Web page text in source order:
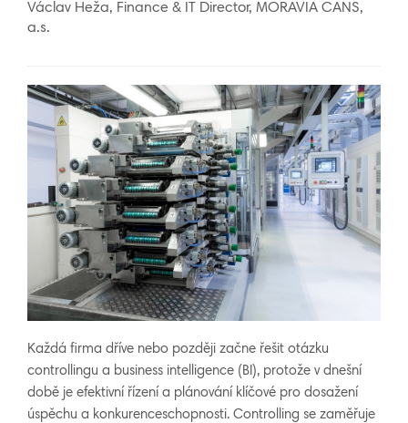
Václav Heža, Finance & IT Director, MORAVIA CANS,
a.s.
Každá firma dříve nebo později začne řešit otázku
controllingu a business intelligence (BI), protože v dnešní
době je efektivní řízení a plánování klíčové pro dosažení
úspěchu a konkurenceschopnosti. Controlling se zaměřuje